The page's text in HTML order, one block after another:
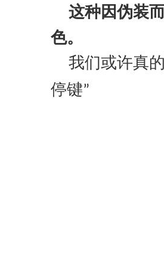
这种因伪装
色。
我们或许真
停键”